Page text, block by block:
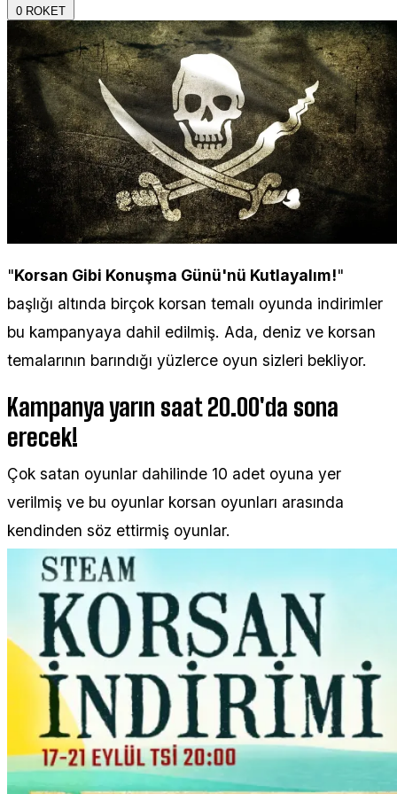
0 ROKET
"Korsan Gibi Konuşma Günü'nü Kutlayalım!"
başlığı altında birçok korsan temalı oyunda indirimler
bu kampanyaya dahil edilmiş. Ada, deniz ve korsan
temalarının barındığı yüzlerce oyun sizleri bekliyor.
Kampanya yarın saat 20.00'da sona
erecek!
Çok satan oyunlar dahilinde 10 adet oyuna yer
verilmiş ve bu oyunlar korsan oyunları arasında
kendinden söz ettirmiş oyunlar.